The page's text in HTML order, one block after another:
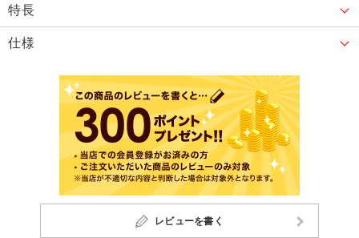
特長
仕様
レビューを書く